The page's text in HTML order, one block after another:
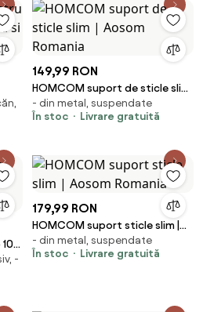
149,99 RON
HOMCOM suport de sticle slim
| Aosom Romania
- din metal, suspendate
În stoc
Livrare gratuită
-
179,99 RON
HOMCOM suport sticle slim |
Aosom Romania
- din metal, suspendate
În stoc
Livrare gratuită